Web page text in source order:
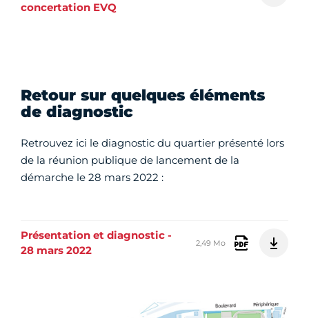
concertation EVQ
Retour sur quelques éléments
de diagnostic
Retrouvez ici le diagnostic du quartier présenté lors
de la réunion publique de lancement de la
démarche le 28 mars 2022 :
Présentation et diagnostic -
28 mars 2022
2,49 Mo